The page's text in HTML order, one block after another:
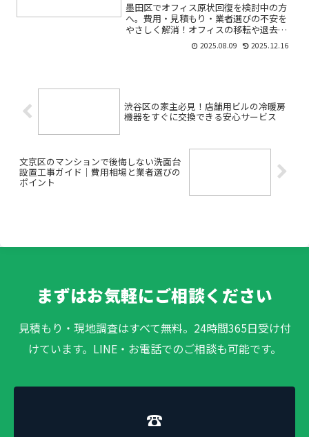
墨田区でオフィス原状回復を検討中の方
へ。費用・見積もり・業者選びの不安を
やさしく解消！オフィスの移転や退去
時、「原状回復って何をすればいい
の？」「どこまで自分たちでやって、何
2025.08.09 2025.12.16
渋谷区の家主必見！店舗用ビルの冷暖房
機器をすぐに交換できる安心サービス
文京区のマンションで後悔しない洗面台
設置工事ガイド｜費用相場と業者選びの
ポイント
まずはお気軽にご相談ください
見積もり・現地調査はすべて無料。24時間365日受け付
けています。LINE・お電話でのご相談も可能です。
☎